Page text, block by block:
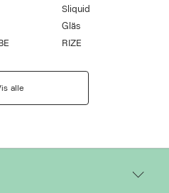
Sliquid
Gläs
RIZE
alle